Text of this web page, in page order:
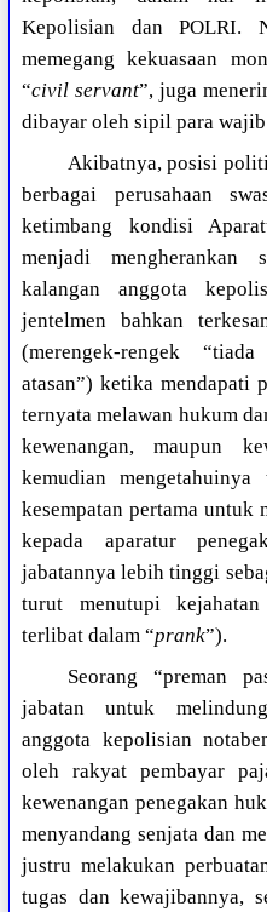
Kepolisian dan POLRI.
memegang kekuasaan
“civil servant”, juga
dibayar oleh sipil para
Akibatnya, posisi
berbagai perusahaan
ketimbang kondisi
menjadi mengherankan
kalangan anggota
jentelmen bahkan
(merengek-rengek
atasan”) ketika mendapati
ternyata melawan hukum
kewenangan, maupun
kemudian
kesempatan pertama untuk
kepada aparatur
jabatannya lebih tinggi
turut menutupi
terlibat dalam “prank”).
Seorang “preman
jabatan untuk
anggota kepolisian
oleh rakyat pembayar
kewenangan penegakan
menyandang senjata dan
justru melakukan
tugas dan kewajibannya,